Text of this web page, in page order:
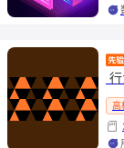
建
高